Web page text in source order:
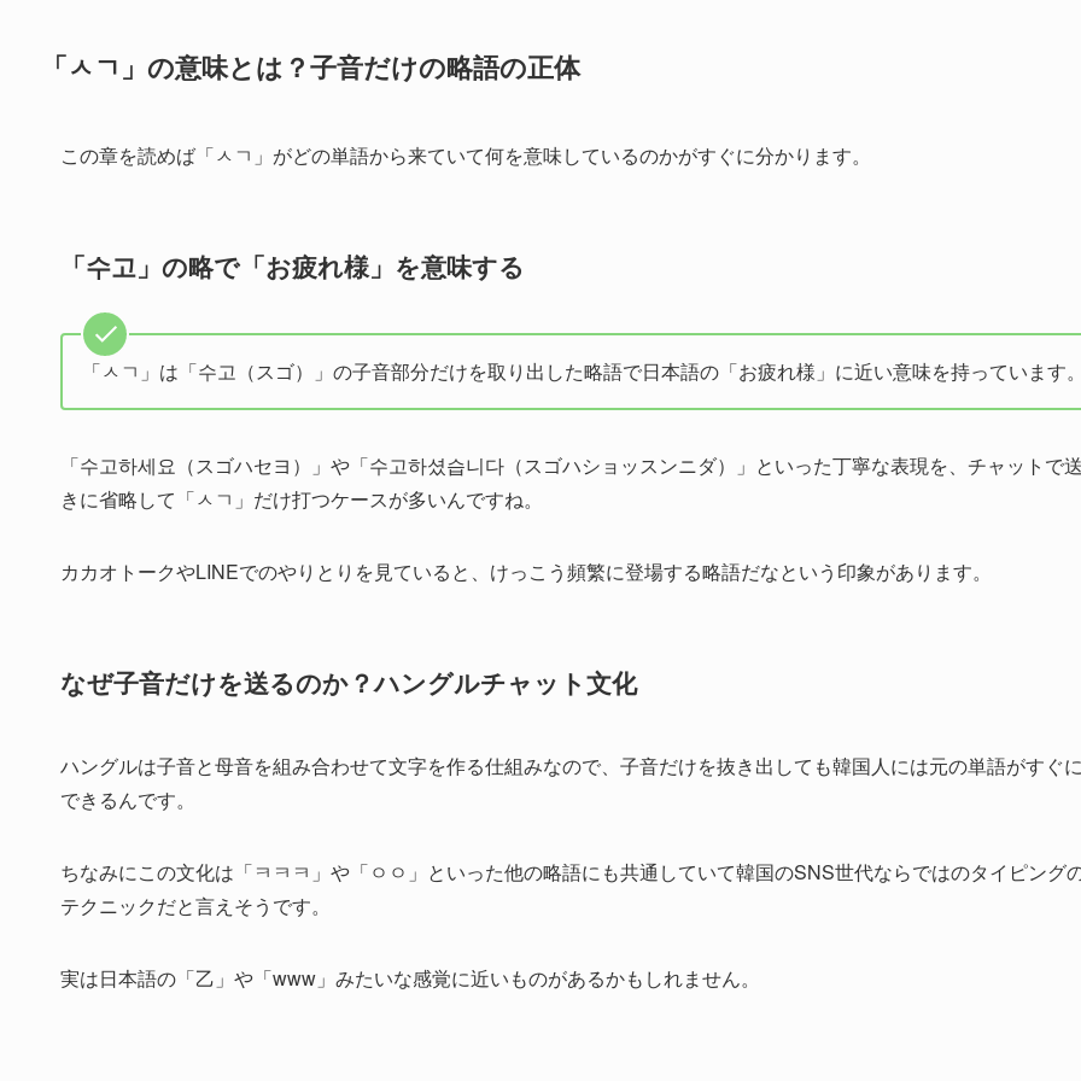
「ㅅㄱ」の意味とは？子音だけの略語の正体
この章を読めば「ㅅㄱ」がどの単語から来ていて何を意味しているのかがすぐに分かります。
「수고」の略で「お疲れ様」を意味する
「ㅅㄱ」は「수고（スゴ）」の子音部分だけを取り出した略語で日本語の「お疲れ様」に近い意味を持っています。
「수고하세요（スゴハセヨ）」や「수고하셨습니다（スゴハショッスンニダ）」といった丁寧な表現を、チャットで
きに省略して「ㅅㄱ」だけ打つケースが多いんですね。
カカオトークやLINEでのやりとりを見ていると、けっこう頻繁に登場する略語だなという印象があります。
なぜ子音だけを送るのか？ハングルチャット文化
ハングルは子音と母音を組み合わせて文字を作る仕組みなので、子音だけを抜き出しても韓国人には元の単語がすぐ
できるんです。
ちなみにこの文化は「ㅋㅋㅋ」や「ㅇㅇ」といった他の略語にも共通していて韓国のSNS世代ならではのタイピング
テクニックだと言えそうです。
実は日本語の「乙」や「www」みたいな感覚に近いものがあるかもしれません。